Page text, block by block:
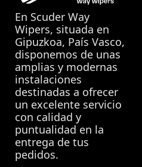
En Scuder Way
Wipers, situada en
Gipuzkoa, País Vasco,
disponemos de unas
amplias y modernas
instalaciones
destinadas a ofrecer
un excelente servicio
con calidad y
puntualidad en la
entrega de tus
pedidos.